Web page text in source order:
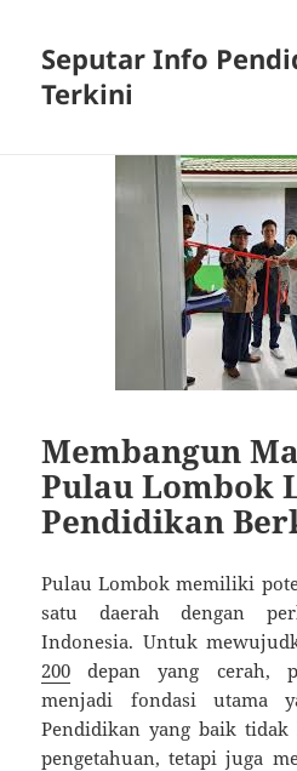
Seputar Info
Terkini
Membangun
Pulau Lombok
Pendidikan
Pulau Lombok memiliki
satu daerah dengan
Indonesia. Untuk
200 depan yang cerah,
menjadi fondasi utama
Pendidikan yang baik tidak
pengetahuan, tetapi juga